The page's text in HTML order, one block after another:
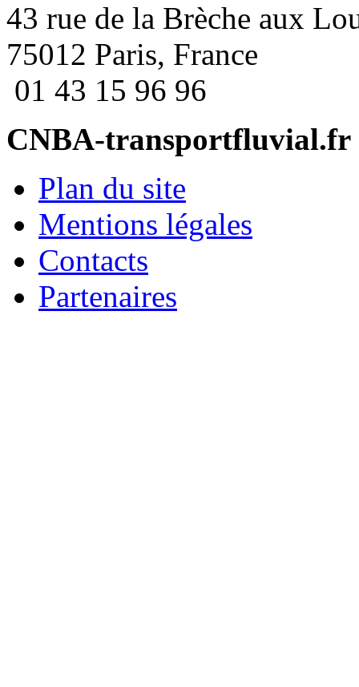
43 rue de la Brèche aux
75012 Paris, France
01 43 15 96 96
CNBA-transportfluvial.fr
Plan du site
Mentions légales
Contacts
Partenaires